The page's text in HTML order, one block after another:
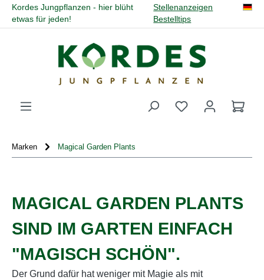
springen
Kordes Jungpflanzen - hier blüht
etwas für jeden!
Stellenanzeigen
Bestelltips
Du hast 0
Marken Magical Garden Plants
MAGICAL GARDEN PLANTS
SIND IM GARTEN EINFACH
"MAGISCH SCHÖN".
Der Grund dafür hat weniger mit Magie als mit